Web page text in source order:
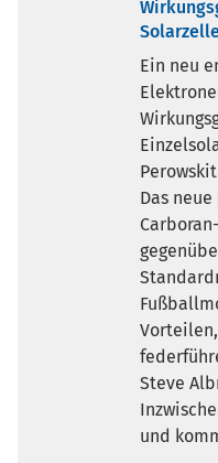
Ein neu
Das
Steve
und